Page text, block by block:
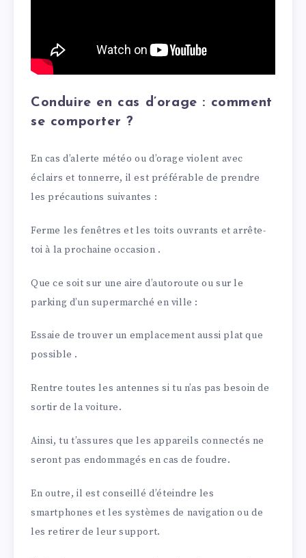
Conduire en cas d’orage : comment
se comporter ?
En cas d’alerte météo ou d’orage violent avec
éclairs et tonnerre, il est préférable de prendre
les précautions suivantes :
Ferme les fenêtres et les toits ouvrants et arrête-
toi à la prochaine occasion .
Que ce soit sur une aire d’autoroute ou sur le
parking d’un supermarché en ville :
Essaie de trouver un emplacement aussi plat que
possible .
Rentre toutes les antennes si tu n’as pas besoin de
sortir de la voiture.
Ainsi, tu t’assures que les appareils connectés ne
seront pas endommagés en cas de foudre.
En outre, il est conseillé d’éteindre les
smartphones et les systèmes de navigation ou de
les retirer de leur support.